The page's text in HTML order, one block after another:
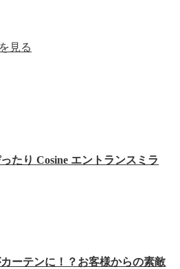
見る
たり Cosine エントランスミラ
ーテンに！？お客様からの素敵